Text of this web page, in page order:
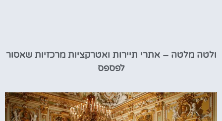
ולטה מלטה – אתרי תיירות ואטרקציות מרכזיות שאסור
לפספס